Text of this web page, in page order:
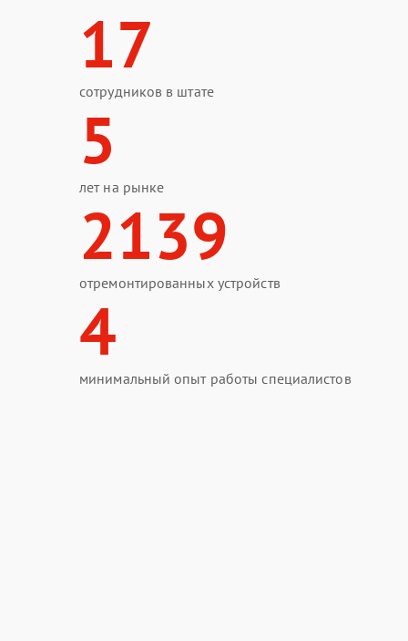
17
сотрудников в штате
5
лет на рынке
2139
отремонтированных устройств
4
минимальный опыт работы специалистов